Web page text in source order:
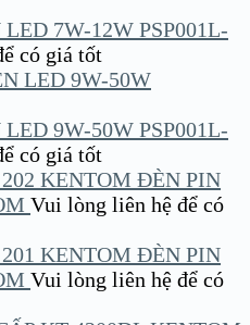
7W-12W PSP001L-
có giá tốt
9W-50W PSP001L-
có giá tốt
ĐÈN PIN
Vui lòng liên hệ để có
ĐÈN PIN
Vui lòng liên hệ để có